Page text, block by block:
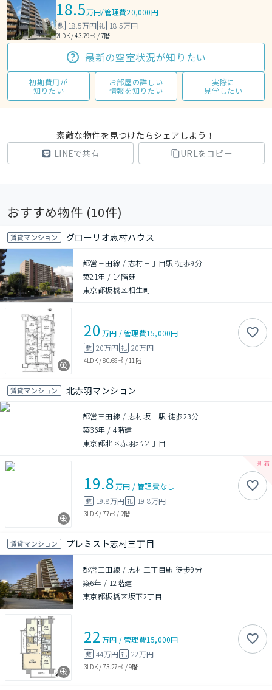
18.5万円/管理費20,000円
敷 18.5万円 礼 18.5万円
2LDK / 43.79㎡ / 7階
最新の空室状況が知りたい
初期費用が
知りたい
お部屋の詳しい
情報を知りたい
実際に
見学したい
素敵な物件を見つけたらシェアしよう！
LINEで共有
URLをコピー
おすすめ物件 (10件)
賃貸マンション グローリオ志村ハウス
都営三田線 / 志村三丁目駅 徒歩9分
築21年 / 14階建
東京都板橋区相生町
20 万円 /管理費15,000円
敷 20万円 礼 20万円
4LDK/80.68㎡ / 11階
賃貸マンション 北赤羽マンション
都営三田線 / 志村坂上駅 徒歩23分
築36年 /4階建
東京都北区赤羽北２丁目
19.8万円 /管理費なし
敷 19.8万円 礼 19.8万円
3LDK/77㎡ / 2階
賃貸マンション プレミスト志村三丁目
都営三田線 / 志村三丁目駅 徒歩9分
築6年 / 12階建
東京都板橋区坂下2丁目
22 万円 /管理費15,000円
敷 44万円 礼 22万円
3LDK/73.27㎡ /9階